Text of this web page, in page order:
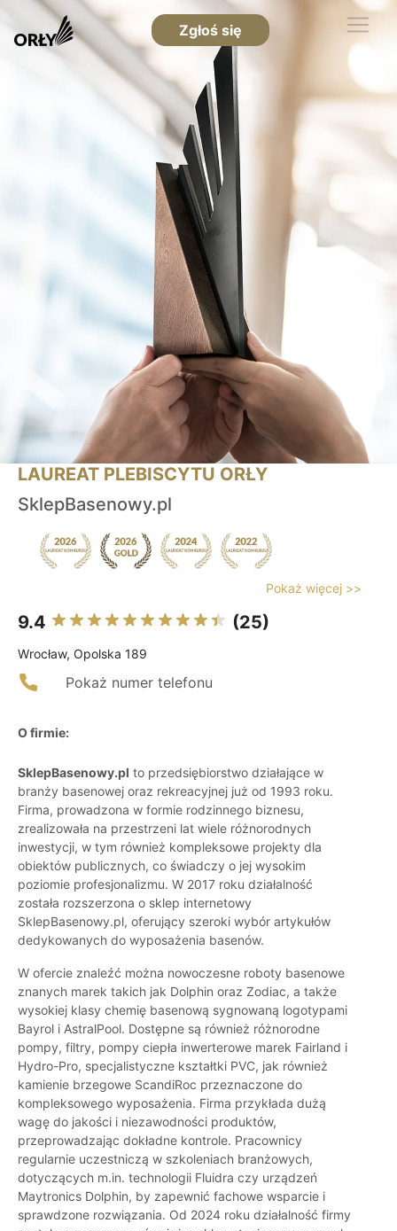
Zgłoś się
LAUREAT PLEBISCYTU ORŁY
SklepBasenowy.pl
Pokaż więcej >>
9.4 (25)
Wrocław, Opolska 189
Pokaż numer telefonu
O firmie:
SklepBasenowy.pl to przedsiębiorstwo działające w
branży basenowej oraz rekreacyjnej już od 1993 roku.
Firma, prowadzona w formie rodzinnego biznesu,
zrealizowała na przestrzeni lat wiele różnorodnych
inwestycji, w tym również kompleksowe projekty dla
obiektów publicznych, co świadczy o jej wysokim
poziomie profesjonalizmu. W 2017 roku działalność
została rozszerzona o sklep internetowy
SklepBasenowy.pl, oferujący szeroki wybór artykułów
dedykowanych do wyposażenia basenów.
W ofercie znaleźć można nowoczesne roboty basenowe
znanych marek takich jak Dolphin oraz Zodiac, a także
wysokiej klasy chemię basenową sygnowaną logotypami
Bayrol i AstralPool. Dostępne są również różnorodne
pompy, filtry, pompy ciepła inwerterowe marek Fairland i
Hydro-Pro, specjalistyczne kształtki PVC, jak również
kamienie brzegowe ScandiRoc przeznaczone do
kompleksowego wyposażenia. Firma przykłada dużą
wagę do jakości i niezawodności produktów,
przeprowadzając dokładne kontrole. Pracownicy
regularnie uczestniczą w szkoleniach branżowych,
dotyczących m.in. technologii Fluidra czy urządzeń
Maytronics Dolphin, by zapewnić fachowe wsparcie i
sprawdzone rozwiązania. Od 2024 roku działalność firmy